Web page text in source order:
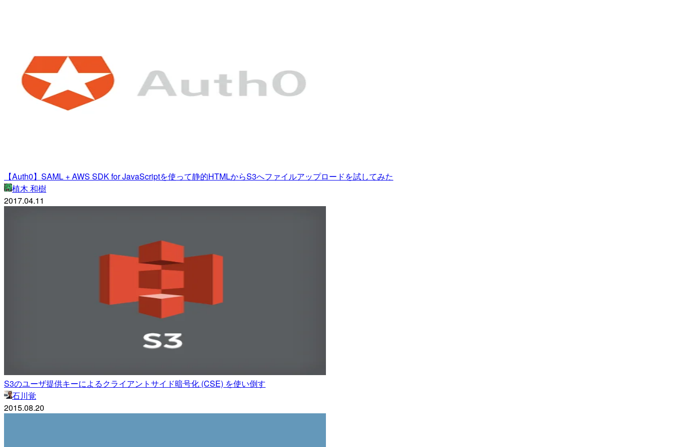
【Auth0】SAML + AWS SDK for JavaScriptを使って静的HTMLからS3へファイルアップロードを試してみた
植木 和樹
2017.04.11
S3のユーザ提供キーによるクライアントサイド暗号化 (CSE) を使い倒す
石川覚
2015.08.20